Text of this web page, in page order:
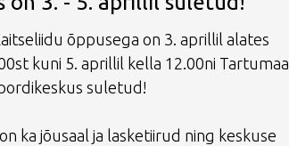
õppusega on 3. aprillil alates
kuni 5. aprillil kella 12.00ni Tartumaa
suletud!
ka jõusaal ja lasketiirud ning keskuse